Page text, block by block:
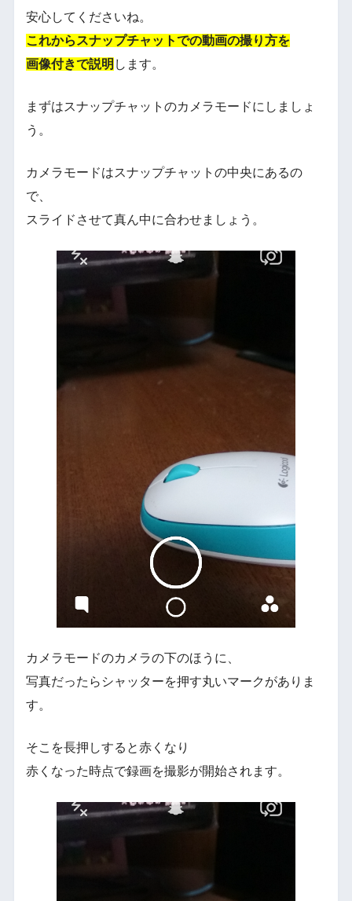
安心してくださいね。
これからスナップチャットでの動画の撮り方を
画像付きで説明 します。
まずはスナップチャットのカメラモードにしましょ
う。
カメラモードはスナップチャットの中央にあるの
で、
スライドさせて真ん中に合わせましょう。
カメラモードのカメラの下のほうに、
写真だったらシャッターを押す丸いマークがありま
す。
そこを長押しすると赤くなり
赤くなった時点で録画を撮影が開始されます。